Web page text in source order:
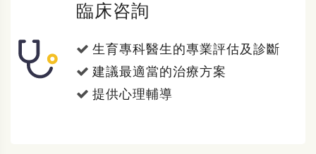
臨床咨詢
生育專科醫生的專業評估及診斷
建議最適當的治療方案
提供心理輔導